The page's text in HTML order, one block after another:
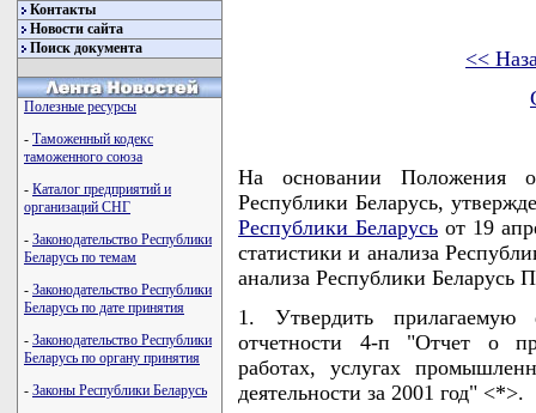
Контакты
Новости сайта
Поиск документа
Полезные ресурсы
- Таможенный кодекс
таможенного союза
- Каталог предприятий и
организаций СНГ
- Законодательство Республики
Беларусь по темам
- Законодательство Республики
Беларусь по дате принятия
- Законодательство Республики
Беларусь по органу принятия
- Законы Республики Беларусь
<<
На основании Положения
Республики Беларусь,
Республики Беларусь от 19
статистики и анализа
анализа Республики
1. Утвердить прилагаемую
отчетности 4-п "Отчет о
работах, услугах
деятельности за 2001 год" <*>.